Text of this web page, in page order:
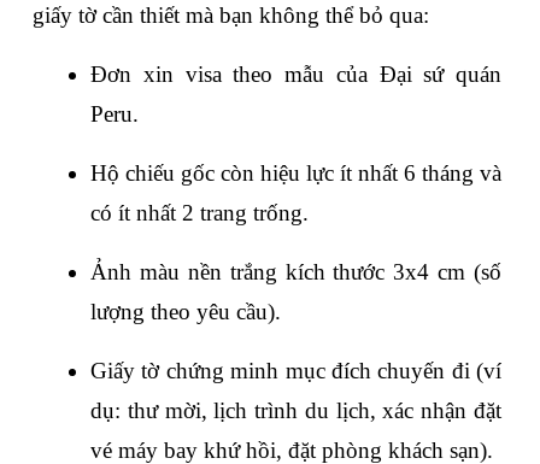
giấy tờ cần thiết mà bạn không thể bỏ qua:
Đơn xin visa theo mẫu của Đại sứ quán
Peru.
Hộ chiếu gốc còn hiệu lực ít nhất 6 tháng và
có ít nhất 2 trang trống.
Ảnh màu nền trắng kích thước 3x4 cm (số
lượng theo yêu cầu).
Giấy tờ chứng minh mục đích chuyến đi (ví
dụ: thư mời, lịch trình du lịch, xác nhận đặt
vé máy bay khứ hồi, đặt phòng khách sạn).